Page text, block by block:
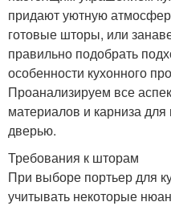
придают уютную
готовые шторы, или
правильно подобрать
особенности кухонного
Проанализируем все
материалов и карниза
дверью.
Требования к шторам
При выборе портьер для
учитывать некоторые